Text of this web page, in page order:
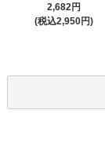
2,682円
(税込2,950円)